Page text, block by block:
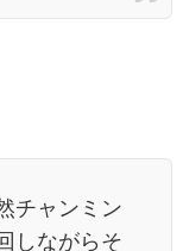
チャンミン
しながらそ